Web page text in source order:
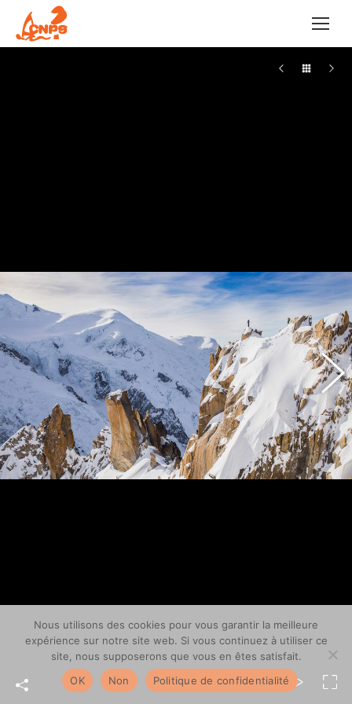
Nous utilisons des cookies pour vous garantir la meilleure
expérience sur notre site web. Si vous continuez à utiliser ce
site, nous supposerons que vous en êtes satisfait.
OK
Non Politique de confidentialité